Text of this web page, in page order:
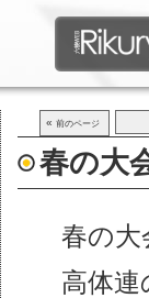
« 前のページ
春の大
春の大
高体